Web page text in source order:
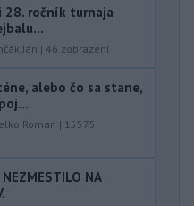
28. ročník turnaja
Ján | 46 zobrazení
alebo čo sa stane,
Roman | 15575
NEZMESTILO NA